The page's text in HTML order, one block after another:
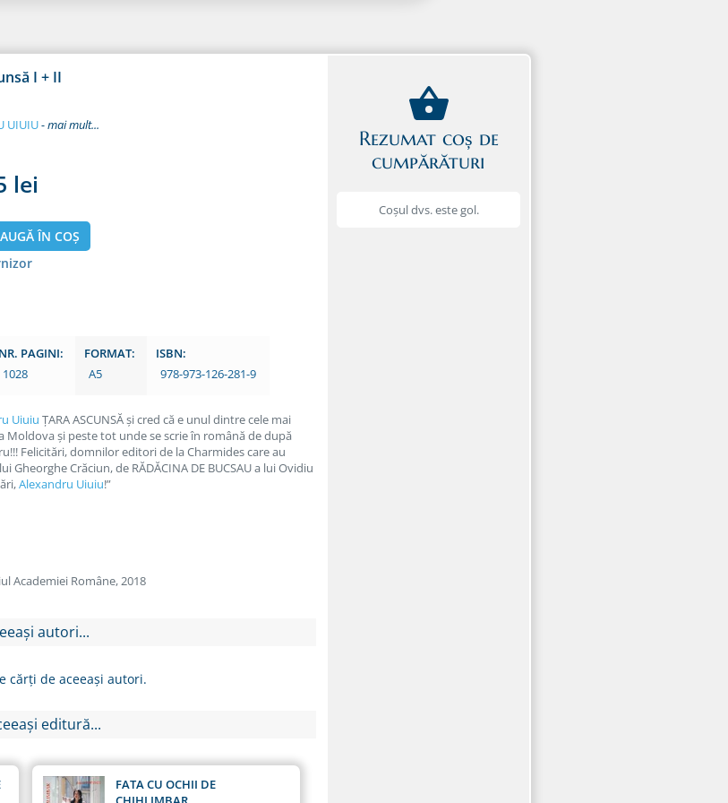
I + II
UIUIU
lei
NR. PAGINI:
1028
FORMAT:
A5
ISBN:
978-973-126-281-9
Uiuiu ȚARA ASCUNSĂ și cred că e unul dintre cele mai
Moldova și peste tot unde se scrie în română de după
Felicitări, domnilor editori de la Charmides care au
Gheorghe Crăciun, de RĂDĂCINA DE BUCSAU a lui Ovidiu
Alexandru Uiuiu!”
Academiei Române, 2018
autori...
cărți de aceeași autori.
editură...
FATA CU OCHII DE
Rezumat coș de
cumpărături
Coșul dvs. este gol.